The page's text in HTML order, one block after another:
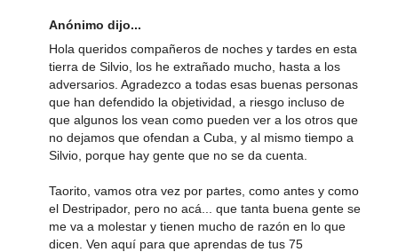
Anónimo dijo...
Hola queridos compañeros de noches y tardes en esta
tierra de Silvio, los he extrañado mucho, hasta a los
adversarios. Agradezco a todas esas buenas personas
que han defendido la objetividad, a riesgo incluso de
que algunos los vean como pueden ver a los otros que
no dejamos que ofendan a Cuba, y al mismo tiempo a
Silvio, porque hay gente que no se da cuenta.
Taorito, vamos otra vez por partes, como antes y como
el Destripador, pero no acá... que tanta buena gente se
me va a molestar y tienen mucho de razón en lo que
dicen. Ven aquí para que aprendas de tus 75